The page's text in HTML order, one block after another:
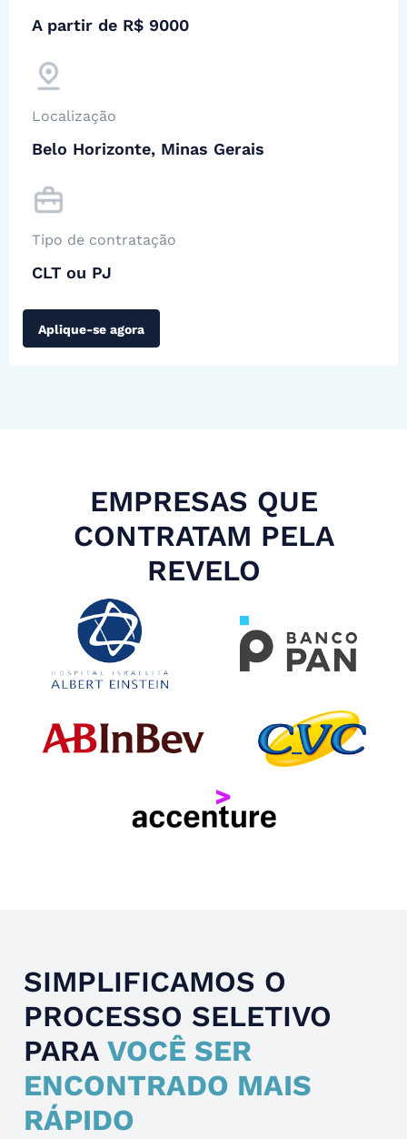
A partir de R$ 9000
Localização
Belo Horizonte, Minas Gerais
Tipo de contratação
CLT ou PJ
Aplique-se agora
EMPRESAS QUE
CONTRATAM PELA
REVELO
SIMPLIFICAMOS O
PROCESSO SELETIVO
PARA VOCÊ SER
ENCONTRADO MAIS
RÁPIDO